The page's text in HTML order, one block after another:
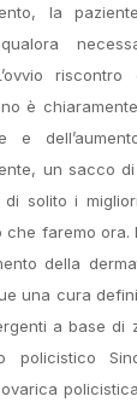
la
è
e
un sacco
di solito i
che faremo ora.
della
una cura
a base di
policistico
ovarica